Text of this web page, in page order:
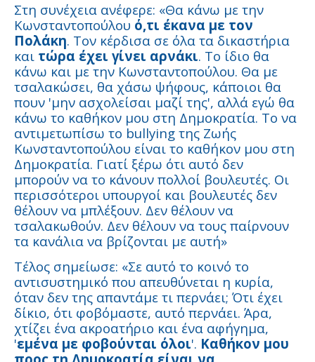
Στη συνέχεια ανέφερε: «Θα κάνω με την
Κωνσταντοπούλου ό,τι έκανα με τον
Πολάκη. Τον κέρδισα σε όλα τα δικαστήρια
και τώρα έχει γίνει αρνάκι. Το ίδιο θα
κάνω και με την Κωνσταντοπούλου. Θα με
τσαλακώσει, θα χάσω ψήφους, κάποιοι θα
πουν 'μην ασχολείσαι μαζί της', αλλά εγώ θα
κάνω το καθήκον μου στη Δημοκρατία. Το να
αντιμετωπίσω το bullying της Ζωής
Κωνσταντοπούλου είναι το καθήκον μου στη
Δημοκρατία. Γιατί ξέρω ότι αυτό δεν
μπορούν να το κάνουν πολλοί βουλευτές. Οι
περισσότεροι υπουργοί και βουλευτές δεν
θέλουν να μπλέξουν. Δεν θέλουν να
τσαλακωθούν. Δεν θέλουν να τους παίρνουν
τα κανάλια να βρίζονται με αυτή»
Τέλος σημείωσε: «Σε αυτό το κοινό το
αντισυστημικό που απευθύνεται η κυρία,
όταν δεν της απαντάμε τι περνάει; Ότι έχει
δίκιο, ότι φοβόμαστε, αυτό περνάει. Άρα,
χτίζει ένα ακροατήριο και ένα αφήγημα,
'εμένα με φοβούνται όλοι'. Καθήκον μου